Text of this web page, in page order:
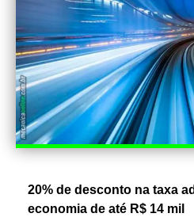
20% de desconto na taxa
economia de até R$ 14 mil